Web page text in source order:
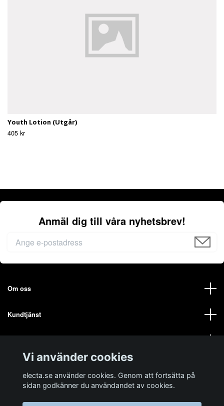
Youth Lotion (Utgår)
405 kr
Anmäl dig till våra nyhetsbrev!
Om oss
Kundtjänst
Vi använder cookies
electa.se använder cookies. Genom att fortsätta på
sidan godkänner du användandet av cookies.